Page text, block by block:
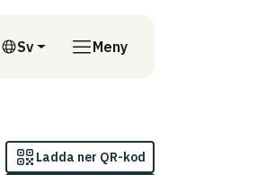
Sv
Svenska
Meny
Ladda ner QR-kod